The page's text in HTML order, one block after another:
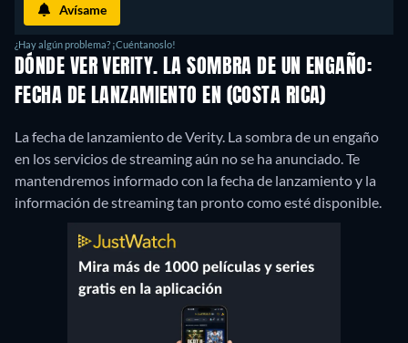
Avísame
¿Hay algún problema? ¡Cuéntanoslo!
DÓNDE VER VERITY. LA SOMBRA DE UN ENGAÑO:
FECHA DE LANZAMIENTO EN (COSTA RICA)
La fecha de lanzamiento de Verity. La sombra de un engaño
en los servicios de streaming aún no se ha anunciado. Te
mantendremos informado con la fecha de lanzamiento y la
información de streaming tan pronto como esté disponible.